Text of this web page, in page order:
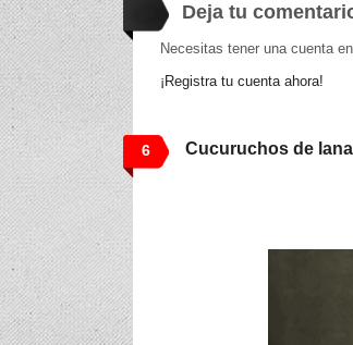
Deja tu
Necesitas tener una cuenta
¡Registra tu cuenta ahora!
6 Cucuruchos de lana